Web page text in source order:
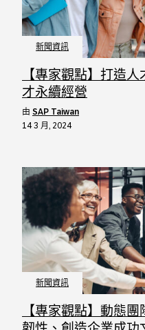
新聞資訊
【專家觀點】打造
才永續經營
SAP Taiwan
14 3 月, 2024
新聞資訊
【專家觀點】動態